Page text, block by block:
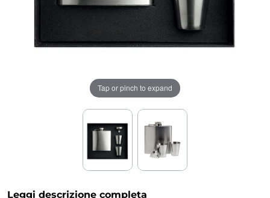
Tap or pinch to expand
Leggi descrizione completa